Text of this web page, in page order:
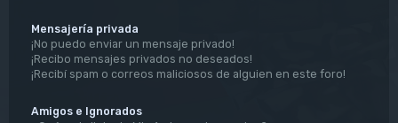
Mensajería privada
¡No puedo enviar un mensaje privado!
¡Recibo mensajes privados no deseados!
¡Recibí spam o correos maliciosos de alguien en este foro!
Amigos e Ignorados